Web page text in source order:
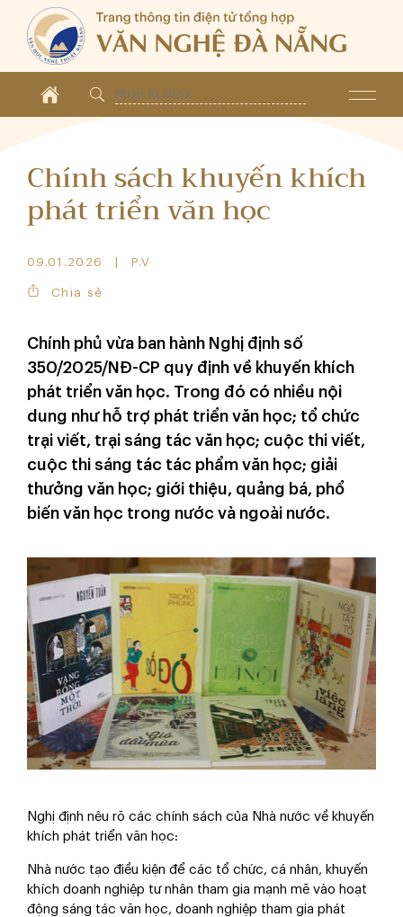
Chính sách khuyến khích
phát triển văn học
09.01.2026 P.V
Chia sẻ
Chính phủ vừa ban hành Nghị định số
350/2025/NĐ-CP quy định về khuyến khích
phát triển văn học. Trong đó có nhiều nội
dung như hỗ trợ phát triển văn học; tổ chức
trại viết, trại sáng tác văn học; cuộc thi viết,
cuộc thi sáng tác tác phẩm văn học; giải
thưởng văn học; giới thiệu, quảng bá, phổ
biến văn học trong nước và ngoài nước.
Nghị định nêu rõ các chính sách của Nhà nước về khuyến
khích phát triển văn học:
Nhà nước tạo điều kiện để các tổ chức, cá nhân, khuyến
khích doanh nghiệp tư nhân tham gia mạnh mẽ vào hoạt
động sáng tác văn học, doanh nghiệp tham gia phát